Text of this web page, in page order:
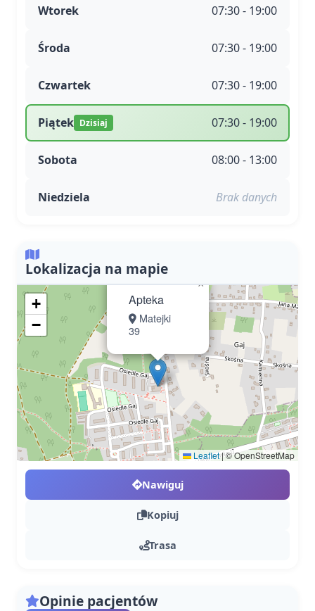
Wtorek 07:30 - 19:00
Środa 07:30 - 19:00
Czwartek 07:30 - 19:00
Piątek Dzisiaj 07:30 - 19:00
Sobota 08:00 - 13:00
Niedziela Brak danych
Lokalizacja na mapie
Apteka
Matejki
39
×
+
−
Leaflet|© OpenStreetMap
Nawiguj
Kopiuj
Trasa
Opinie pacjentów